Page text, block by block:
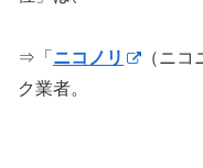
⇒「 ニコノリ
（ニ
ク業者。